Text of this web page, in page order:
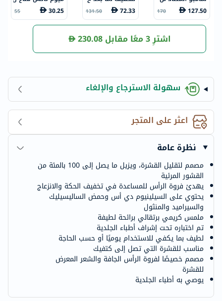
قشرة مع السيلين
يوم دي إس وحم
ض الساليسيليك ل
حكة فروة الرأس و
الشعر الجاف 390
127.50
170 ب الشباب 50 مل
72.33
131.50 لشعر الجاف والمج
عد، 230 جرام
30.25
55
اشترِ 3 معًا مقابل 230.08
سهولة الاسترجاع والإلغاء
اعثر على المتجر
نظرة عامة
مصمم لتقليل القشرة، ويزيل ما يصل إلى 100 بالمئة من
القشور المرئية
يهدئ فروة الرأس للمساعدة في تخفيف الحكة والانزعاج
يحتوي على السيلينيوم دي أس وحمض الساليسيليك
والسيراميد والمنثول
ملمس كريمي برتقالي برائحة لطيفة
تم اختباره تحت إشراف أطباء الجلدية
لطيف بما يكفي للاستخدام يوميًا أو حسب الحاجة
مناسب للقشرة التي تصل إلى كتفيك
مصمم خصيصًا لفروة الرأس الجافة والشعر المعرض
للقشرة
يوصي به أطباء الجلدية